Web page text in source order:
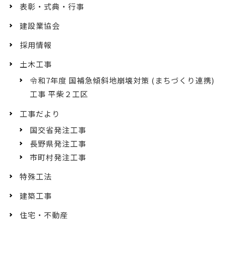
表彰・式典・行事
建設業協会
採用情報
土木工事
令和7年度 国補急傾斜地崩壊対策 (まちづくり連携)
工事 平柴２工区
工事だより
国交省発注工事
長野県発注工事
市町村発注工事
特殊工法
建築工事
住宅・不動産